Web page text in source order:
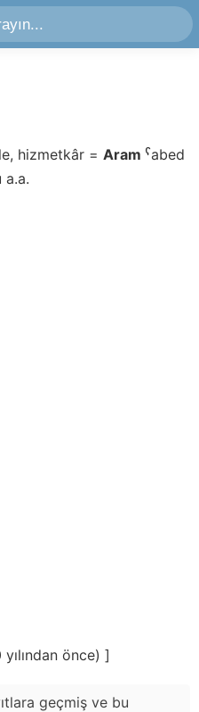
hizmetkâr = Aram ˁabed
a.a.
önce) ]
geçmiş ve bu